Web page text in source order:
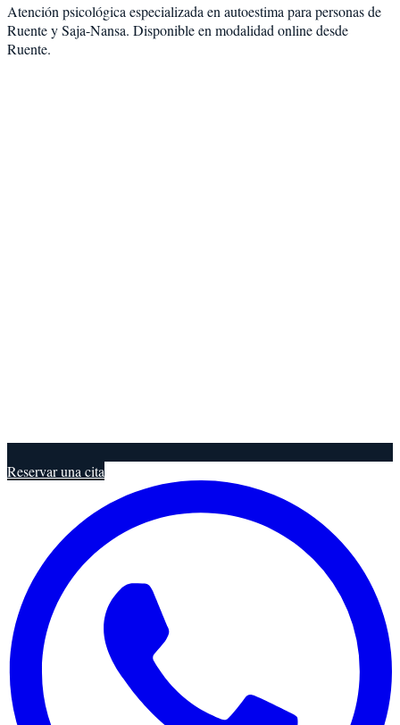
Atención psicológica especializada en autoestima para personas de
RuenteySaja-Nansa. Disponible en modalidad online desde
Ruente.
Reservar una cita